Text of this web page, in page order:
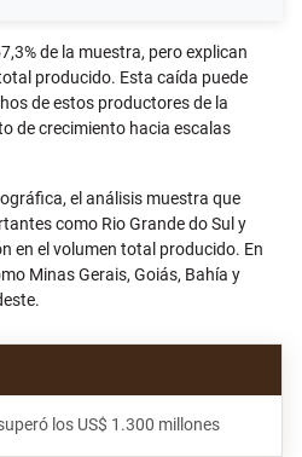
de la muestra, pero explican
producido. Esta caída puede
de estos productores de la
de crecimiento hacia escalas
el análisis muestra que
como Rio Grande do Sul y
en el volumen total producido. En
Minas Gerais, Goiás, Bahía y
los US$ 1.300 millones